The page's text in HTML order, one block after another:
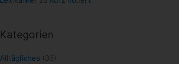
Kategorien
Alltägliches (35)